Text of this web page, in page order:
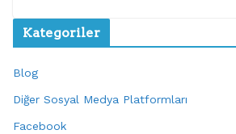
Kategoriler
Blog
Diğer Sosyal Medya Platformları
Facebook